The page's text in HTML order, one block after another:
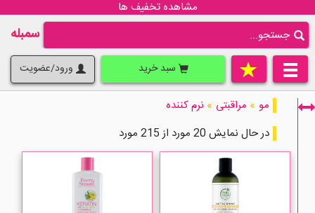
مشاهده تخفیف ها
سمبله
سبد خرید ورود/عضویت
مو » مراقبتی » نرم کننده
در حال نمایش 20 مورد از 215 مورد